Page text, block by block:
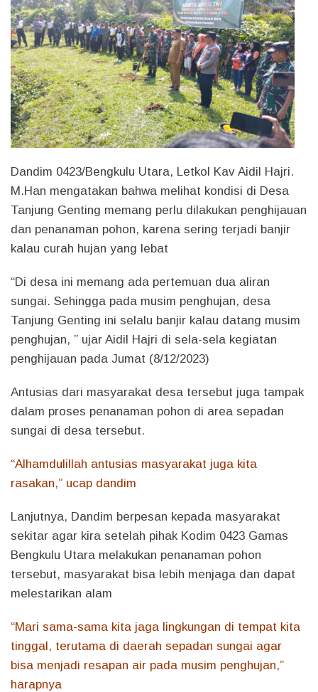
Dandim 0423/Bengkulu Utara, Letkol Kav Aidil Hajri.
M.Han mengatakan bahwa melihat kondisi di Desa
Tanjung Genting memang perlu dilakukan penghijauan
dan penanaman pohon, karena sering terjadi banjir
kalau curah hujan yang lebat
“Di desa ini memang ada pertemuan dua aliran
sungai. Sehingga pada musim penghujan, desa
Tanjung Genting ini selalu banjir kalau datang musim
penghujan, ” ujar Aidil Hajri di sela-sela kegiatan
penghijauan pada Jumat (8/12/2023)
Antusias dari masyarakat desa tersebut juga tampak
dalam proses penanaman pohon di area sepadan
sungai di desa tersebut.
“Alhamdulillah antusias masyarakat juga kita
rasakan,” ucap dandim
Lanjutnya, Dandim berpesan kepada masyarakat
sekitar agar kira setelah pihak Kodim 0423 Gamas
Bengkulu Utara melakukan penanaman pohon
tersebut, masyarakat bisa lebih menjaga dan dapat
melestarikan alam
“Mari sama-sama kita jaga lingkungan di tempat kita
tinggal, terutama di daerah sepadan sungai agar
bisa menjadi resapan air pada musim penghujan,”
harapnya